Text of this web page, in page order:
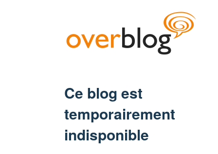
Ce blog est
temporairement
indisponible